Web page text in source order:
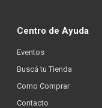
Centro de Ayuda
Eventos
Buscá tu Tienda
Como Comprar
Contacto